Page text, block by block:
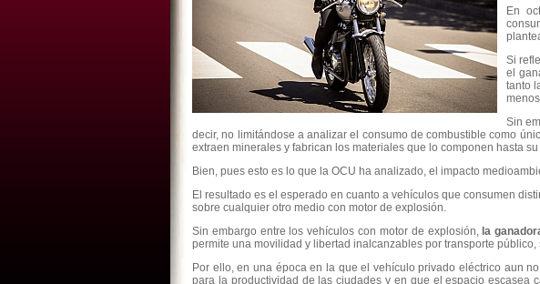
En
Si
el
tanto
Sin
decir, no limitándose a analizar el consumo de combustible como
extraen minerales y fabrican los materiales que lo componen hasta
Bien, pues esto es lo que la OCU ha analizado, el impacto
El resultado es el esperado en cuanto a vehículos que consumen
sobre cualquier otro medio con motor de explosión.
Sin embargo entre los vehículos con motor de explosión,la
permite una movilidad y libertad inalcanzables por transporte
Por ello, en una época en la que el vehículo privado eléctrico aun
para la productividad de las ciudades y en que el espacio escasea